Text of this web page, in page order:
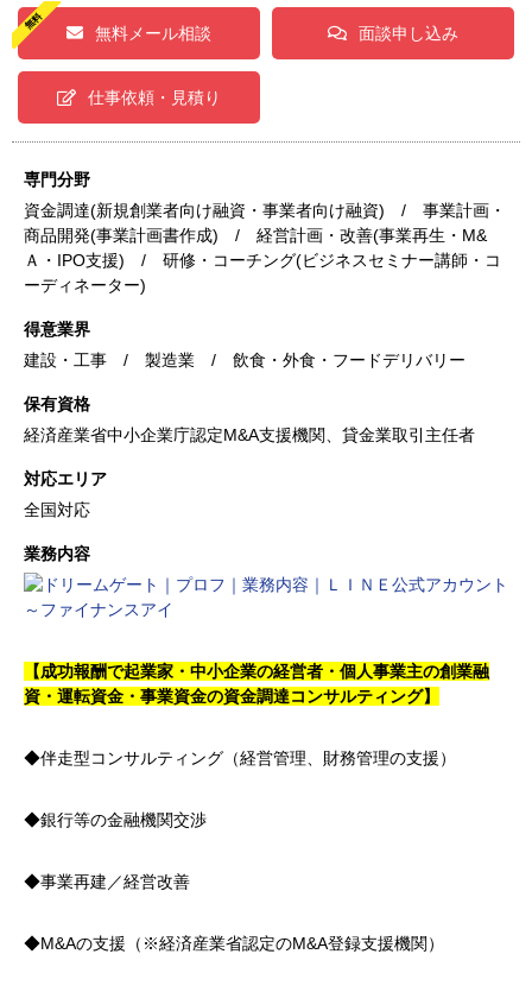
無料メール相談 面談申し込み
仕事依頼・見積り
専門分野
資金調達(新規創業者向け融資・事業者向け融資) / 事業計画・
商品開発(事業計画書作成) / 経営計画・改善(事業再生・M&
Ａ・IPO支援) / 研修・コーチング(ビジネスセミナー講師・コ
ーディネーター)
得意業界
建設・工事 / 製造業 / 飲食・外食・フードデリバリー
保有資格
経済産業省中小企業庁認定M&A支援機関、貸金業取引主任者
対応エリア
全国対応
業務内容
【成功報酬で起業家・中小企業の経営者・個人事業主の創業融
資・運転資金・事業資金の資金調達コンサルティング】
◆伴走型コンサルティング（経営管理、財務管理の支援）
◆銀行等の金融機関交渉
◆事業再建／経営改善
◆M&Aの支援（※経済産業省認定のM&A登録支援機関）